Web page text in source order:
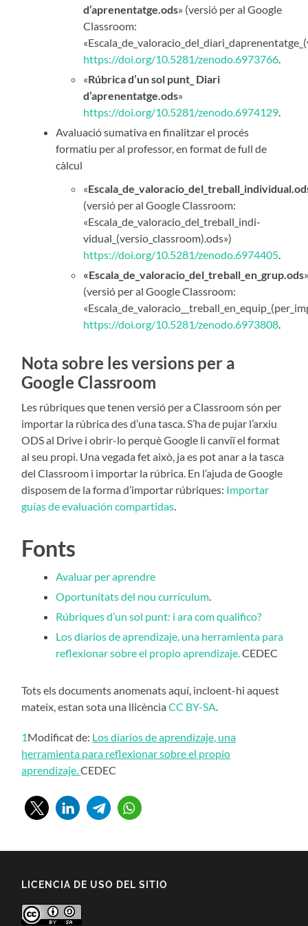
d’aprenentatge.ods» (versió per al Google
Classroom:
https://doi.org/10.5281/zenodo.6973766.
«Rúbrica d’un sol punt_ Diari
d’aprenentatge.ods»
https://doi.org/10.5281/zenodo.6974129.
Avaluació sumativa en finalitzar el procés
formatiu per al professor, en format de full de
càlcul
«
(versió per al Google Classroom:
«Escala_de_valoracio_del_treball_indi­
vidual_(versio_classroom).ods»)
https://doi.org/10.5281/zenodo.6974405.
«Escala_de_valoracio_del_treball_en_grup.ods
(versió per al Google Classroom:
https://doi.org/10.5281/zenodo.6973808.
Nota sobre les versions per a
Google Classroom
Les rúbriques que tenen versió per a Classroom són per
importar la rúbrica des d’una tasca. S’ha de pujar l’arxiu
ODS al Drive i obrir-lo perquè Google li canviï el format
al seu propi. Una ve­gada fet això, ja es pot anar a la tasca
del Classroom i importar la rúbrica. En l’ajuda de Google
dis­posem de la forma d’importar rúbriques: Importar
guías de evaluación compartidas.
Fonts
Avaluar per aprendre
Oportunitats del nou currículum.
Rúbriques d’un sol punt: i ara com qualifico?
Los diarios de aprendizaje, una herramienta para
reflexionar sobre el propio aprendizaje.CEDEC
Tots els documents anomenats aquí, incloent-hi aquest
mateix, estan sota una llicènciaCC BY-SA.
1Modificat de: Los diarios de aprendizaje, una
herramienta para reflexionar sobre el propio
aprendizaje.CEDEC
LICENCIA DE USO DEL SITIO